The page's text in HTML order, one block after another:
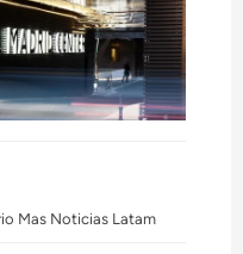
Mas Noticias Latam